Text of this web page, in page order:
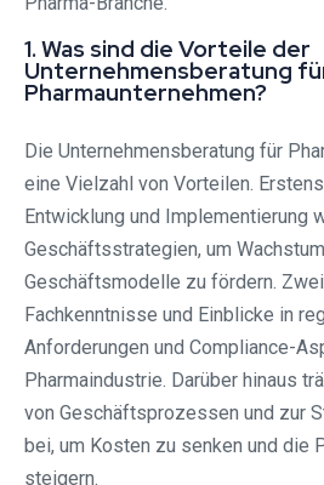
1. Was sind die Vorteile der
Unternehmensberatung
Pharmaunternehmen?
Die Unternehmensberatung für
eine Vielzahl von Vorteilen.
Entwicklung und Implementierung
Geschäftsstrategien, um
Geschäftsmodelle zu fördern.
Fachkenntnisse und Einblicke in
Anforderungen und Compliance-
Pharmaindustrie. Darüber hinaus
von Geschäftsprozessen und zur
bei, um Kosten zu senken und die
steigern.